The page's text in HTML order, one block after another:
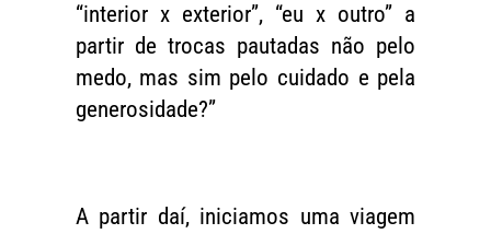
“interior x exterior”, “eu x outro” a
partir de trocas pautadas não pelo
medo, mas sim pelo cuidado e pela
generosidade?”
A partir daí, iniciamos uma viagem